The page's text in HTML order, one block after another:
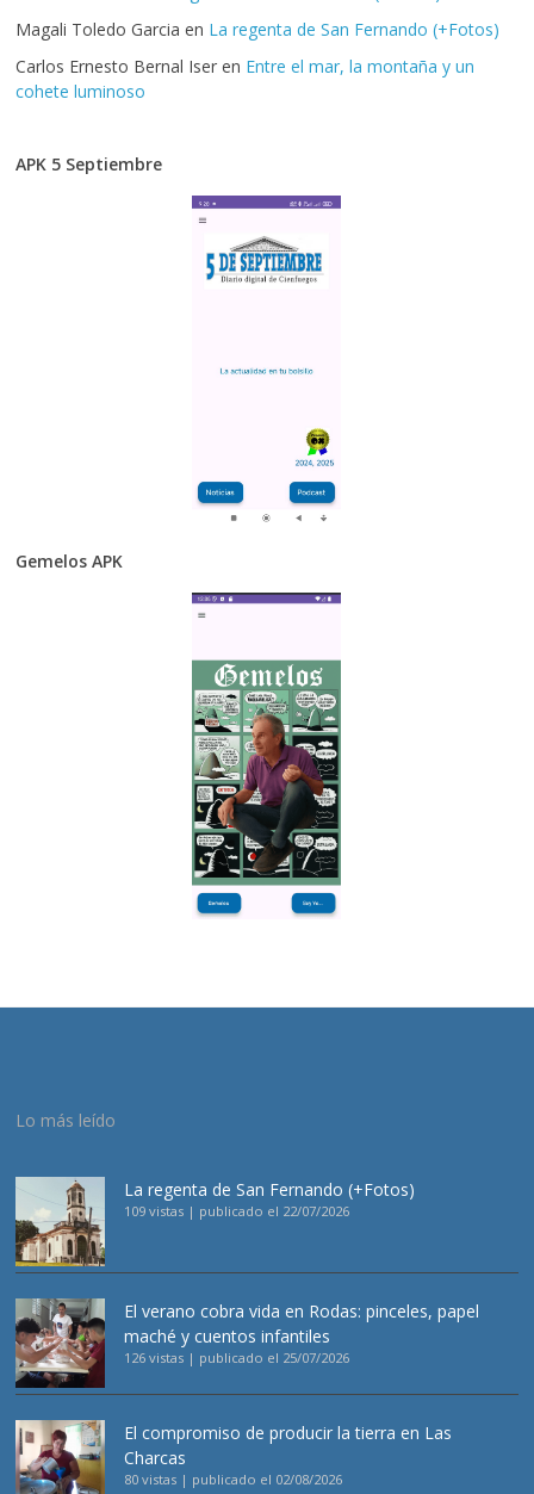
Magali Toledo Garcia en La regenta de San Fernando (+Fotos)
Carlos Ernesto Bernal Iser en Entre el mar, la montaña y un
cohete luminoso
APK 5 Septiembre
Gemelos APK
Lo más leído
La regenta de San Fernando (+Fotos)
109 vistas | publicado el 22/07/2026
El verano cobra vida en Rodas: pinceles, papel
maché y cuentos infantiles
126 vistas | publicado el 25/07/2026
El compromiso de producir la tierra en Las
Charcas
80 vistas | publicado el 02/08/2026